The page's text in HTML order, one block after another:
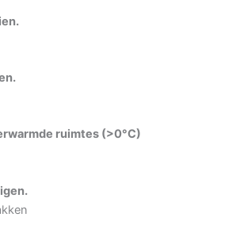
ruimtes (>0°C)